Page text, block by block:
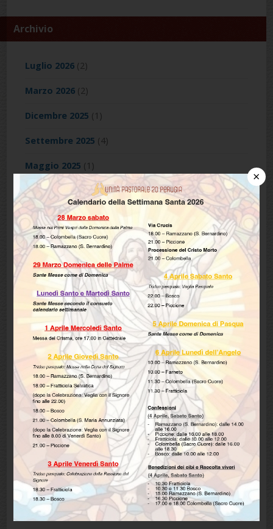
Archivio
Luglio 2026 (2)
Marzo 2026 (2)
Dicembre 2025 (1)
Settembre 2025 (4)
Maggio 2025 (1)
Aprile 2025(1)
Maggio 2024(1)
Marzo 2024(1)
Febbraio 2024(1)
Dicembre 2023(1)
Ottobre 2023(1)
Maggio 2023(1)
Marzo 2023(1)
Febbraio 2023(3)
Dicembre 2022 (4)
Novembre 2022(2)
Maggio 2022(1)
Aprile 2022(2)
Dicembre 2021 (2)
×